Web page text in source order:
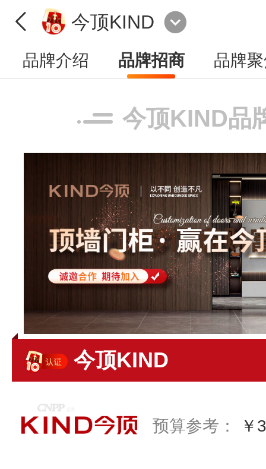
今顶KIND
品牌介绍 品牌招商 品牌
今顶KIND品
今顶KIND
预算参考： ￥